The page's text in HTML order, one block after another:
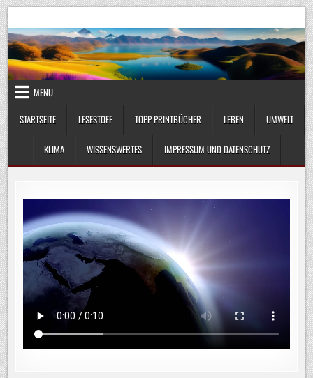
Skip
to
content
UmweltKlima.com
MENU
STARTSEITE
LESESTOFF TOPP PRINTBÜCHER LEBEN UMWELT
KLIMA WISSENSWERTES IMPRESSUM UND DATENSCHUTZ